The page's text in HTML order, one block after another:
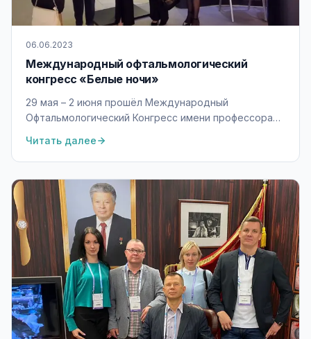
06.06.2023
Международный офтальмологический
конгресс «Белые ночи»
29 мая – 2 июня прошёл Международный
Офтальмологический Конгресс имени профессора
Читать далее